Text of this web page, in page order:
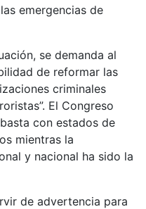
emergencias de
se demanda al
de reformar las
criminales
El Congreso
con estados de
mientras la
y nacional ha sido la
de advertencia para